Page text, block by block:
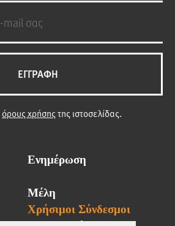
EΓΓΡΑΦΗ
όρους χρήσηςτης ιστοσελίδας.
Ενημέρωση
Μέλη
Χρήσιμοι Σύνδεσμοι